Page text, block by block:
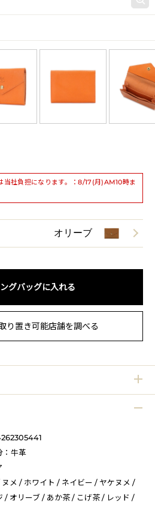
当社負担になります。：8/17(月)AM10時ま
オリーブ
グバッグに入れる
り置き可能店舗を調べる
：牛革
ヌメ / ホワイト / ネイビー / ヤケヌメ /
/ オリーブ / あか茶 / こげ茶 / レッド /